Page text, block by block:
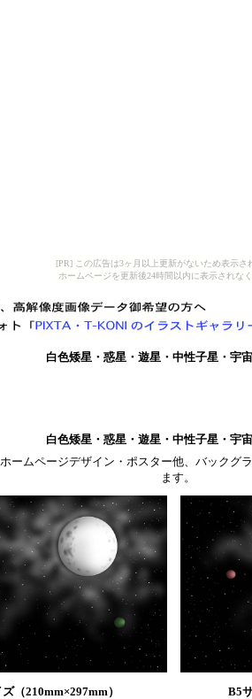
[PR] この広告は3ヶ月以上更新がないため表示さ
ホームページを更新後24時間以内に表示されなく
白色矮星・惑星・遊星・中性子星・宇
白色矮星・惑星・遊星・中性子星・宇
ームページデザイン・ポスター他、バックグ
ます。
（210mm×297mm） B5